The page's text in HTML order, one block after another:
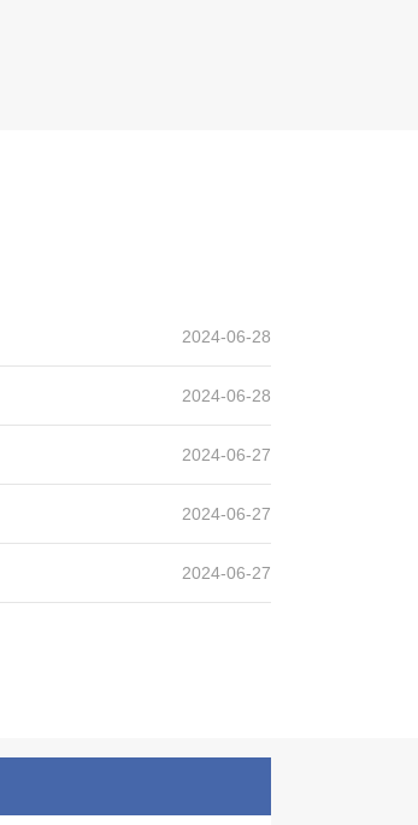
石灰石
花岗岩
2024-06-28
2024-06-28
2024-06-27
2024-06-27
2024-06-27